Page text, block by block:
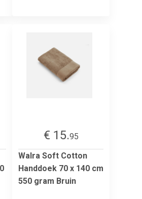
€ 15.95
Walra Soft Cotton
Handdoek 70 x 140 cm
550 gram Bruin